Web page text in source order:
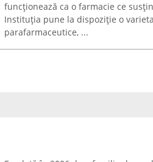
funcționează ca o farmacie ce
Instituția pune la dispoziție o
parafarmaceutice, ...